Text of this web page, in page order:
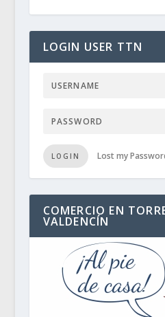
LOGIN USER TTN
LOGIN Lost my
COMERCIO EN
VALDENCÍN